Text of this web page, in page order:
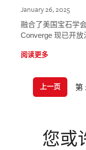
January 26, 2025
融合了美国宝石学
Converge 现已开放
阅读更多
上一页 第
您或